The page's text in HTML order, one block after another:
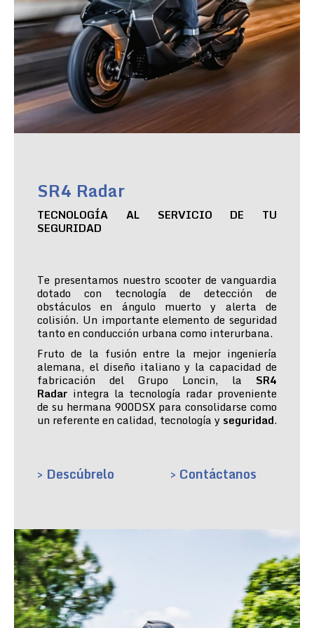
SR4 Radar
TECNOLOGÍA AL SERVICIO DE TU
SEGURIDAD
Te presentamos nuestro scooter de vanguardia
dotado con tecnología de detección de
obstáculos en ángulo muerto y alerta de
colisión. Un importante elemento de seguridad
tanto en conducción urbana como interurbana.
Fruto de la fusión entre la mejor ingeniería
alemana, el diseño italiano y la capacidad de
fabricación del Grupo Loncin, la SR4
Radar integra la tecnología radar proveniente
de su hermana 900DSX para consolidarse como
un referente en calidad, tecnología y seguridad.
> Descúbrelo > Contáctanos